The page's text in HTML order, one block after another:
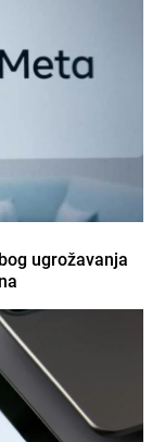
ugrožavanja